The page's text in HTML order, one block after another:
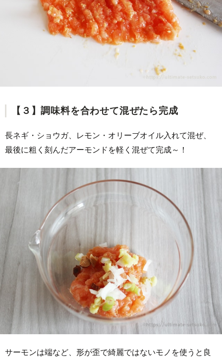
【３】調味料を合わせて混ぜたら完成
長ネギ・ショウガ、レモン・オリーブオイル入れて混ぜ、
最後に粗く刻んだアーモンドを軽く混ぜて完成～！
サーモンは端など、形が歪で綺麗ではないモノを使うと良